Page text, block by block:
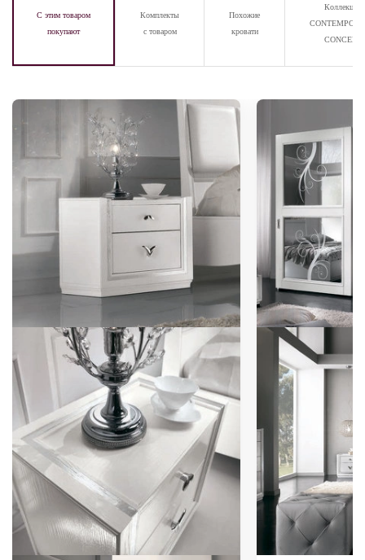
С этим товаром
покупают
Комплекты
с товаром
Похожие
кровати
Коллекция
CONCEPT